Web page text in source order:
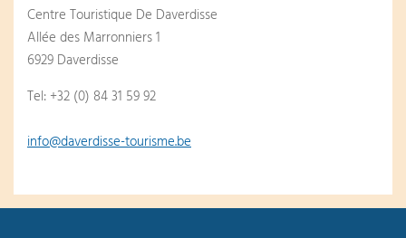
Centre Touristique De Daverdisse
Allée des Marronniers 1
6929 Daverdisse
Tel: +32 (0) 84 31 59 92
info@daverdisse-tourisme.be